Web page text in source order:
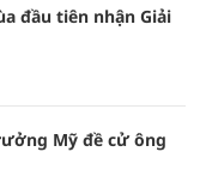
đầu tiên nhận Giải
Mỹ đề cử ông